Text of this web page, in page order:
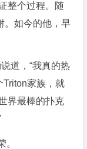
整个过程。随
。如今的他，早
道，“我真的热
Triton家族，就
界最棒的扑克
。